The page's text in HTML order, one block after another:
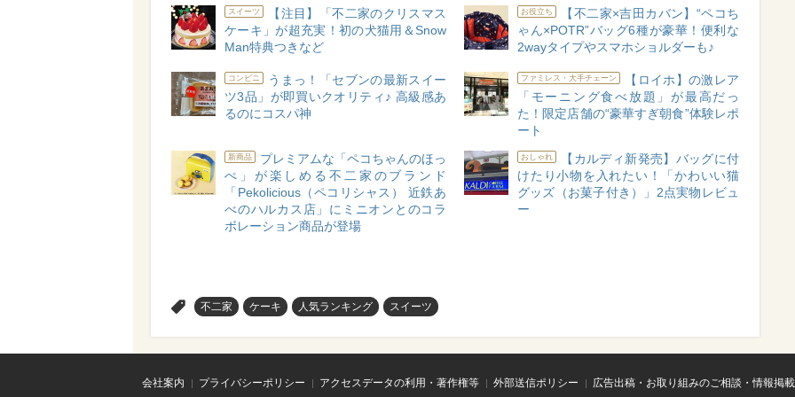
スイーツ
【注目】「不二家のクリスマス
ケーキ」が超充実！初の犬猫用＆Snow
Man特典つきなど
お役立ち
【不二家×吉田カバン】“ペコち
ゃん×POTR”バッグ6種が豪華！便利な
2wayタイプやスマホショルダーも♪
コンビニ
うまっ！「セブンの最新スイー
ツ3品」が即買いクオリティ♪ 高級感あ
るのにコスパ神
ファミレス・大手チェーン
【ロイホ】の激レア
「モーニング食べ放題」が最高だっ
た！限定店舗の“豪華すぎ朝食”体験レポ
ート
新商品
プレミアムな「ペコちゃんのほっ
ぺ」が楽しめる不二家のブランド
「Pekolicious（ペコリシャス） 近鉄あ
べのハルカス店」にミニオンとのコラ
ボレーション商品が登場
おしゃれ
【カルディ新発売】バッグに付
けたり小物を入れたい！「かわいい猫
グッズ（お菓子付き）」2点実物レビュ
ー
不二家 ケーキ 人気ランキング スイーツ
会社案内 プライバシーポリシー アクセスデータの利用・著作権等 外部送信ポリシー 広告出稿・お取り組みのご相談・情報掲